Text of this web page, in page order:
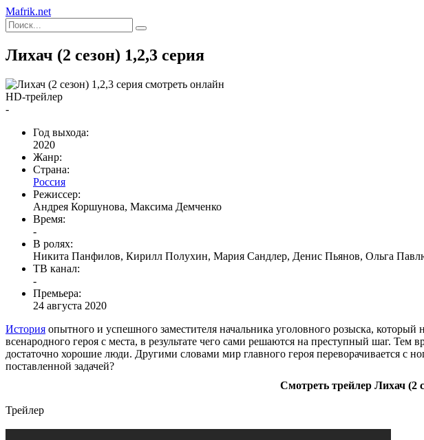
Mafrik.net
Лихач (2 сезон) 1,2,3 серия
HD-трейлер
-
Год выхода:
2020
Жанр:
Страна:
Россия
Режиссер:
Андрея Коршунова, Максима Демченко
Время:
-
В ролях:
Никита Панфилов, Кирилл Полухин, Мария Сандлер, Денис Пьянов, Ольга
ТВ канал:
-
Премьера:
24 августа 2020
История опытного и успешного заместителя начальника уголовного розыска,
всенародного героя с места, в результате чего сами решаются на преступный шаг.
достаточно хорошие люди. Другими словами мир главного героя переворачивается с
поставленной задачей?
Смотреть трейлер Лихач (2
Трейлер